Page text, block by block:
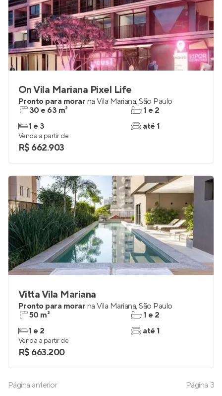
Página anterior Página 3
On Vila Mariana Pixel Life
Pronto para morar na Vila Mariana,São Paulo
30 e 63 m²
1 e 3
1 e 2
até 1
Venda a partir de
R$ 662.903
Vitta Vila Mariana
Pronto para morar na Vila Mariana,São Paulo
50 m²
1 e 2
1 e 2
até 1
Venda a partir de
R$ 663.200